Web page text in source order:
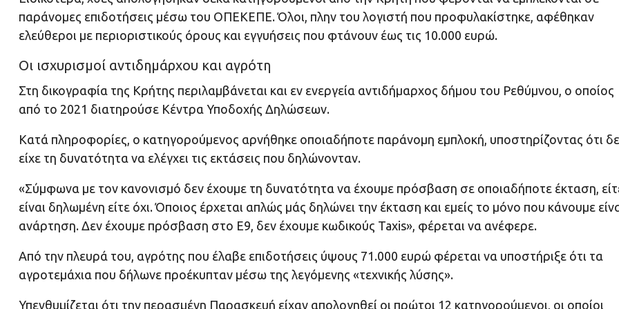
παράνομες επιδοτήσεις μέσω του ΟΠΕΚΕΠΕ. Όλοι, πλην του λογιστή που προφυλακίστηκε, αφέθηκαν
ελεύθεροι με περιοριστικούς όρους και εγγυήσεις που φτάνουν έως τις 10.000 ευρώ.
Οι ισχυρισμοί αντιδημάρχου και αγρότη
Στη δικογραφία της Κρήτης περιλαμβάνεται και εν ενεργεία αντιδήμαρχος δήμου του Ρεθύμνου, ο οποίος
από το 2021 διατηρούσε Κέντρα Υποδοχής Δηλώσεων.
Κατά πληροφορίες, ο κατηγορούμενος αρνήθηκε οποιαδήποτε παράνομη εμπλοκή, υποστηρίζοντας ότι
είχε τη δυνατότητα να ελέγχει τις εκτάσεις που δηλώνονταν.
«Σύμφωνα με τον κανονισμό δεν έχουμε τη δυνατότητα να έχουμε πρόσβαση σε οποιαδήποτε έκταση,
είναι δηλωμένη είτε όχι. Όποιος έρχεται απλώς μάς δηλώνει την έκταση και εμείς το μόνο που κάνουμε
ανάρτηση. Δεν έχουμε πρόσβαση στο Ε9, δεν έχουμε κωδικούς Taxis», φέρεται να ανέφερε.
Από την πλευρά του, αγρότης που έλαβε επιδοτήσεις ύψους 71.000 ευρώ φέρεται να υποστήριξε ότι τα
αγροτεμάχια που δήλωνε προέκυπταν μέσω της λεγόμενης «τεχνικής λύσης».
Υπενθυμίζεται ότι την περασμένη Παρασκευή είχαν απολογηθεί οι πρώτοι 12 κατηγορούμενοι, οι οποίοι